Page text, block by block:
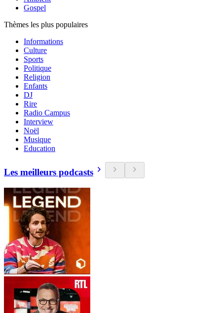
Gospel
Thèmes les plus populaires
Informations
Culture
Sports
Politique
Religion
Enfants
DJ
Rire
Radio Campus
Interview
Noël
Musique
Education
Les meilleurs podcasts